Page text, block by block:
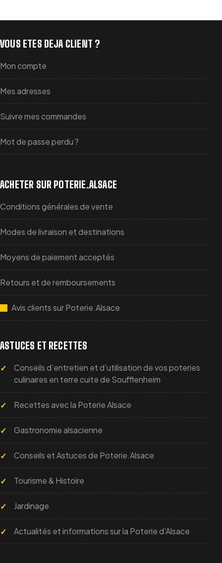
VOUS ETES DEJA CLIENT ?
Mon compte
Mes adresses
Suivre mes commandes
Mot de passe perdu ?
ACHETER SUR POTERIE.ALSACE
Conditions générales de vente
Modes de livraison et destinations
Moyens de paiement acceptés
Retours et de remboursements
Avis clients sur Poterie.Alsace
ASTUCES ET RECETTES
Conseils d’entretien et d’utilisation de vos poteries
culinaires en terre cuite de Soufflenheim
Recettes avec la Poterie Alsace
Gastronomie alsacienne
Conseils et Astuces de Poterie.Alsace
Tourisme & Histoire
Jardinage
Actualités et informations sur la Poterie d’Alsace